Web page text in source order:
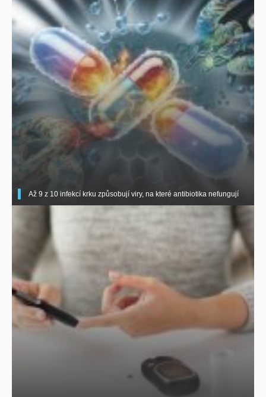
Až 9 z 10 infekcí krku způsobují viry, na které antibiotika nefungují